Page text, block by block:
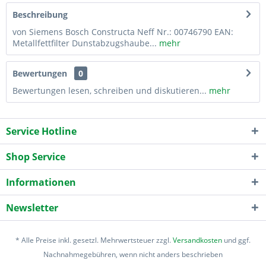
Beschreibung
von Siemens Bosch Constructa Neff Nr.: 00746790 EAN:
Metallfettfilter Dunstabzugshaube... mehr
Bewertungen
0
Bewertungen lesen, schreiben und diskutieren... mehr
Service Hotline
Shop Service
Informationen
Newsletter
* Alle Preise inkl. gesetzl. Mehrwertsteuer zzgl.Versandkosten und ggf.
Nachnahmegebühren, wenn nicht anders beschrieben